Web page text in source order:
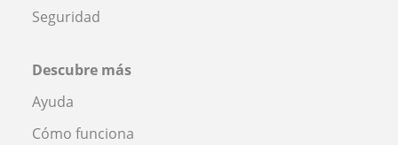
Seguridad
Descubre más
Ayuda
Cómo funciona